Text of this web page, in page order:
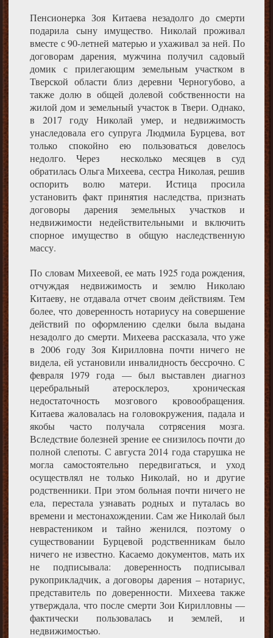
Пенсионерка Зоя Китаева незадолго до смерти
подарила сыну имущество. Николай проживал
вместе с 90-летней матерью и ухаживал за ней. По
договорам дарения, мужчина получил садовый
домик с прилегающим земельным участком в
Тверской области близ деревни Черногубово, а
также долю в общей долевой собственности на
жилой дом и земельный участок в Твери. Однако,
в 2017 году Николай умер, и недвижимость
унаследовала его супруга Людмила Бурцева, вот
только спокойно ею пользоваться довелось
недолго. Через несколько месяцев в суд
обратилась Ольга Михеева, сестра Николая, решив
оспорить волю матери. Истица просила
установить факт принятия наследства, признать
договоры дарения земельных участков и
недвижимости недействительными и включить
спорное имущество в общую наследственную
массу.
По словам Михеевой, ее мать 1925 года рождения,
отчуждая недвижимость и землю Николаю
Китаеву, не отдавала отчет своим действиям. Тем
более, что доверенность нотариусу на совершение
действий по оформлению сделки была выдана
незадолго до смерти. Михеева рассказала, что уже
в 2006 году Зоя Кирилловна почти ничего не
видела, ей установили инвалидность бессрочно. С
февраля 1979 года — был выставлен диагноз
церебральный атеросклероз, хроническая
недостаточность мозгового кровообращения.
Китаева жаловалась на головокружения, падала и
якобы часто получала сотрясения мозга.
Вследствие болезней зрение ее снизилось почти до
полной слепоты. С августа 2014 года старушка не
могла самостоятельно передвигаться, и уход
осуществлял не только Николай, но и другие
родственники. При этом больная почти ничего не
ела, перестала узнавать родных и путалась во
времени и местонахождении. Сам же Николай был
неврастеником и тайно женился, поэтому о
существовании Бурцевой родственникам было
ничего не известно. Касаемо документов, мать их
не подписывала: доверенность подписывал
рукоприкладчик, а договоры дарения – нотариус,
представитель по доверенности. Михеева также
утверждала, что после смерти Зои Кирилловны —
фактически пользовалась и землей, и
недвижимостью.